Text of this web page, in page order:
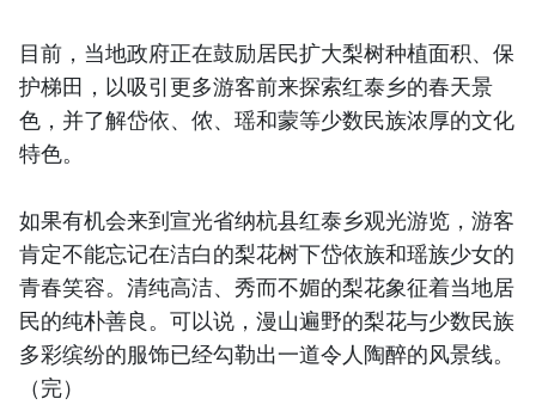
目前，当地政府正在鼓励居民扩大梨树种植面积、保
护梯田，以吸引更多游客前来探索红泰乡的春天景
色，并了解岱依、侬、瑶和蒙等少数民族浓厚的文化
特色。
如果有机会来到宣光省纳杭县红泰乡观光游览，游客
肯定不能忘记在洁白的梨花树下岱依族和瑶族少女的
青春笑容。清纯高洁、秀而不媚的梨花象征着当地居
民的纯朴善良。可以说，漫山遍野的梨花与少数民族
多彩缤纷的服饰已经勾勒出一道令人陶醉的风景线。
（完）